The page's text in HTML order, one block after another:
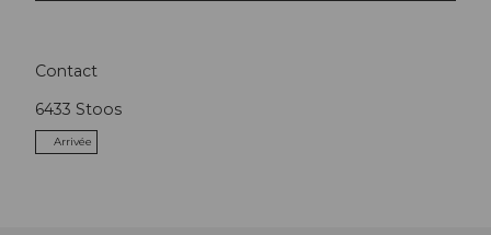
Contact
6433 Stoos
Arrivée